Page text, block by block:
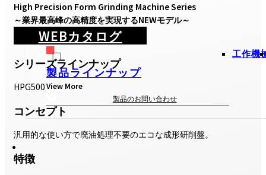
製品ラインナップ
View More
製品のお問い合わせ
工作機
High Precision Form Grinding Machine Series
～業界最高峰の高精度を実現するNEWモデル～
WEBカタログ
シリーズラインナップ
HPG500
コンセプト
汎用的な使い方で廃油処理不要のエコな成形研削盤。
特徴